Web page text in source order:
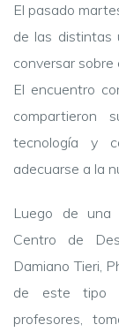
El pasado
de las distintas
conversar sobre
El encuentro
compartieron
tecnología y
adecuarse a la
Luego de una
Centro de
Damiano Tieri,
de este tipo
profesores,